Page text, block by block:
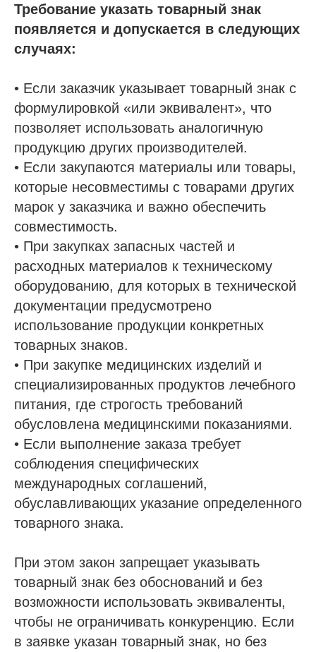
Требование указать товарный знак
появляется и допускается в следующих
случаях:
• Если заказчик указывает товарный знак с
формулировкой «или эквивалент», что
позволяет использовать аналогичную
продукцию других производителей.
• Если закупаются материалы или товары,
которые несовместимы с товарами других
марок у заказчика и важно обеспечить
совместимость.
• При закупках запасных частей и
расходных материалов к техническому
оборудованию, для которых в технической
документации предусмотрено
использование продукции конкретных
товарных знаков.
• При закупке медицинских изделий и
специализированных продуктов лечебного
питания, где строгость требований
обусловлена медицинскими показаниями.
• Если выполнение заказа требует
соблюдения специфических
международных соглашений,
обуславливающих указание определенного
товарного знака.
При этом закон запрещает указывать
товарный знак без обоснований и без
возможности использовать эквиваленты,
чтобы не ограничивать конкуренцию. Если
в заявке указан товарный знак, но без